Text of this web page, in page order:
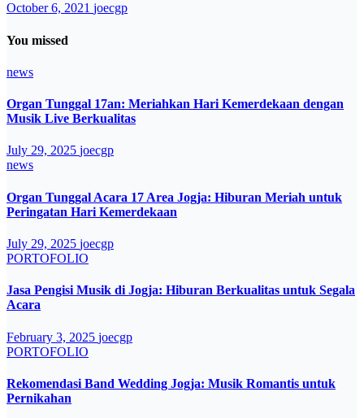
October 6, 2021 joecgp
You missed
news
Organ Tunggal 17an: Meriahkan Hari Kemerdekaan dengan
Musik Live Berkualitas
July 29, 2025 joecgp
news
Organ Tunggal Acara 17 Area Jogja: Hiburan Meriah untuk
Peringatan Hari Kemerdekaan
July 29, 2025 joecgp
PORTOFOLIO
Jasa Pengisi Musik di Jogja: Hiburan Berkualitas untuk Segala
Acara
February 3, 2025 joecgp
PORTOFOLIO
Rekomendasi Band Wedding Jogja: Musik Romantis untuk
Pernikahan